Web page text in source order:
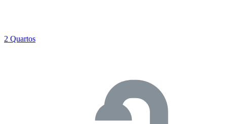
2 Quartos